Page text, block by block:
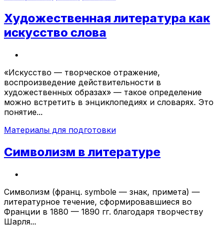
Художественная литература как
искусство слова
«Искусство — творческое отражение,
воспроизведение действительности в
художественных образах» — такое определение
можно встретить в энциклопедиях и словарях. Это
понятие...
Материалы для подготовки
Символизм в литературе
Символизм (франц. symbole — знак, примета) —
литературное течение, сформировавшиеся во
Франции в 1880 — 1890 гг. благодаря творчеству
Шарля...